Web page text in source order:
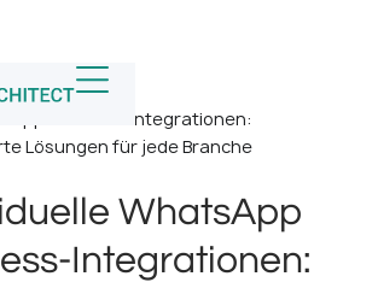
/
Business-Integrationen:
Lösungen für jede Branche
WhatsApp
Integrationen: